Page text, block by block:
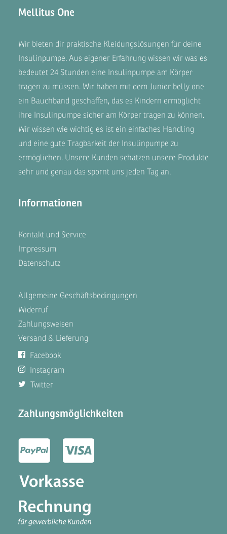
Mellitus One
Wir bieten dir praktische Kleidungslösungen für deine
Insulinpumpe. Aus eigener Erfahrung wissen wir was es
bedeutet 24 Stunden eine Insulinpumpe am Körper
tragen zu müssen. Wir haben mit dem Junior belly one
ein Bauchband geschaffen, das es Kindern ermöglicht
ihre Insulinpumpe sicher am Körper tragen zu können.
Wir wissen wie wichtig es ist ein einfaches Handling
und eine gute Tragbarkeit der Insulinpumpe zu
ermöglichen. Unsere Kunden schätzen unsere Produkte
sehr und genau das spornt uns jeden Tag an.
Informationen
Kontakt und Service
Impressum
Datenschutz
Allgemeine Geschäftsbedingungen
Widerruf
Zahlungsweisen
Versand & Lieferung
Facebook
Instagram
Twitter
Zahlungsmöglichkeiten